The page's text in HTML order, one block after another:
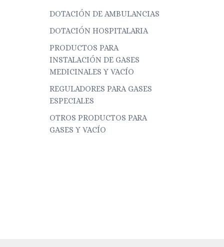
DOTACIÓN DE AMBULANCIAS
DOTACIÓN HOSPITALARIA
PRODUCTOS PARA
INSTALACIÓN DE GASES
MEDICINALES Y VACÍO
REGULADORES PARA GASES
ESPECIALES
OTROS PRODUCTOS PARA
GASES Y VACÍO